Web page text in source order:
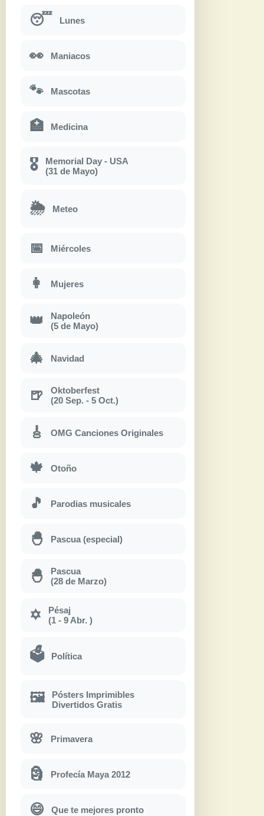
😴 Lunes
👀 Maniacos
🐾 Mascotas
🏥 Medicina
🎖
Memorial Day - USA
(31 de Mayo)
🌦 Meteo
📅 Miércoles
👩 Mujeres
👑
Napoleón
(5 de Mayo)
🎄 Navidad
🍺
Oktoberfest
(20 Sep. - 5 Oct.)
🎸 OMG Canciones Originales
🍁 Otoño
🎵 Parodias musicales
🐣 Pascua (especial)
🐣
Pascua
(28 de Marzo)
✡
Pésaj
(1 - 9 Abr. )
🗳 Política
🖼
Pósters Imprimibles
Divertidos Gratis
🌸 Primavera
🗿 Profecía Maya 2012
😄 Que te mejores pronto